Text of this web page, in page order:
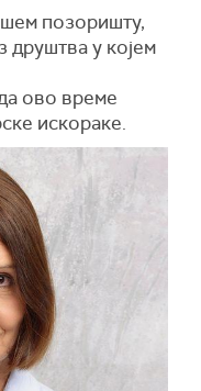
позоришту,
друштва у којем
ово време
искораке.